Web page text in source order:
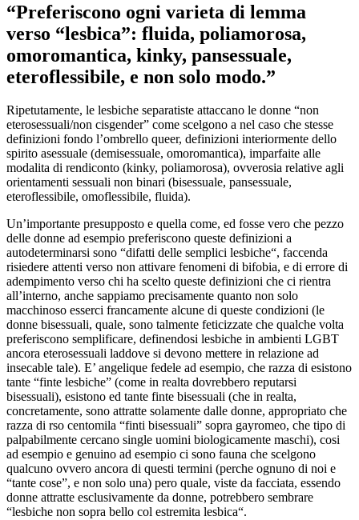
“Preferiscono ogni varieta di lemma
verso “lesbica”: fluida, poliamorosa,
omoromantica, kinky, pansessuale,
eteroflessibile, e non solo modo.”
Ripetutamente, le lesbiche separatiste attaccano le donne “non
eterosessuali/non cisgender” come scelgono a nel caso che stesse
definizioni fondo l’ombrello queer, definizioni interiormente dello
spirito asessuale (demisessuale, omoromantica), imparfaite alle
modalita di rendiconto (kinky, poliamorosa), ovverosia relative agli
orientamenti sessuali non binari (bisessuale, pansessuale,
eteroflessibile, omoflessibile, fluida).
Un’importante presupposto e quella come, ed fosse vero che pezzo
delle donne ad esempio preferiscono queste definizioni a
autodeterminarsi sono “difatti delle semplici lesbiche“, faccenda
risiedere attenti verso non attivare fenomeni di bifobia, e di errore di
adempimento verso chi ha scelto queste definizioni che ci rientra
all’interno, anche sappiamo precisamente quanto non solo
macchinoso esserci francamente alcune di queste condizioni (le
donne bisessuali, quale, sono talmente feticizzate che qualche volta
preferiscono semplificare, definendosi lesbiche in ambienti LGBT
ancora eterosessuali laddove si devono mettere in relazione ad
insecable tale). E’ angelique fedele ad esempio, che razza di esistono
tante “finte lesbiche” (come in realta dovrebbero reputarsi
bisessuali), esistono ed tante finte bisessuali (che in realta,
concretamente, sono attratte solamente dalle donne, appropriato che
razza di rso centomila “finti bisessuali” sopra gayromeo, che tipo di
palpabilmente cercano single uomini biologicamente maschi), cosi
ad esempio e genuino ad esempio ci sono fauna che scelgono
qualcuno ovvero ancora di questi termini (perche ognuno di noi e
“tante cose”, e non solo una) pero quale, viste da facciata, essendo
donne attratte esclusivamente da donne, potrebbero sembrare
“lesbiche non sopra bello col estremita lesbica“.